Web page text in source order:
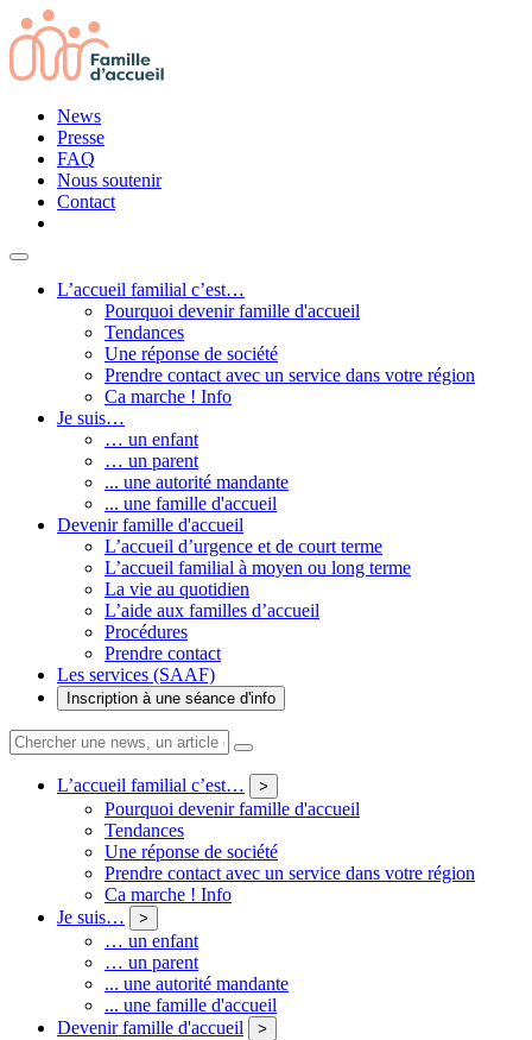
News
Presse
FAQ
Nous soutenir
Contact
L’accueil familial c’est…
Pourquoi devenir famille d'accueil
Tendances
Une réponse de société
Prendre contact avec un service dans votre région
Ca marche ! Info
Je suis…
… un enfant
… un parent
... une autorité mandante
... une famille d'accueil
Devenir famille d'accueil
L’accueil d’urgence et de court terme
L’accueil familial à moyen ou long terme
La vie au quotidien
L’aide aux familles d’accueil
Procédures
Prendre contact
Les services (SAAF)
Inscription à une séance d'info
L’accueil familial c’est… >
Pourquoi devenir famille d'accueil
Tendances
Une réponse de société
Prendre contact avec un service dans votre région
Ca marche ! Info
Je suis…
>
… un enfant
… un parent
... une autorité mandante
... une famille d'accueil
Devenir famille d'accueil
>